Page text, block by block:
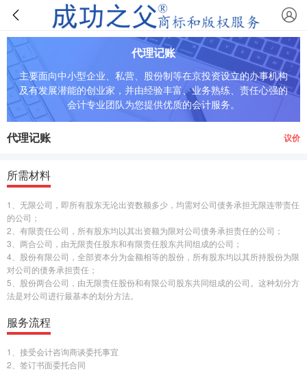
代理记账
主要面向中小型企业、私营、股份制等在京投资设立的办事机构
及有发展潜能的创业家，并由经验丰富、业务熟练、责任心强的
会计专业团队为您提供优质的会计服务。
代理记账 议价
所需材料
1、无限公司，即所有股东无论出资数额多少，均需对公司债务承担无限连带责任
的公司；
2、有限责任公司，所有股东均以其出资额为限对公司债务承担责任的公司；
3、两合公司，由无限责任股东和有限责任股东共同组成的公司；
4、股份有限公司，全部资本分为金额相等的股份，所有股东均以其所持股份为限
对公司的债务承担责任；
5、股份两合公司，由无限责任股份和有限公司股东共同组成的公司。这种划分方
法是对公司进行最基本的划分方法。
服务流程
1、接受会计咨询商谈委托事宜
2、签订书面委托合同